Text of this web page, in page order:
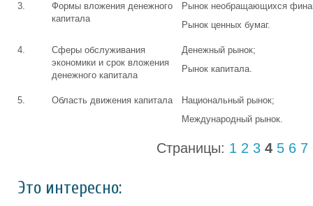
3.
Формы вложения денежного
капитала
Рынок необращающихся
Рынок ценных бумаг.
4.
Сферы обслуживания
экономики и срок вложения
денежного капитала
Денежный рынок;
Рынок капитала.
5. Область движения капитала
Национальный рынок;
Международный рынок.
Страницы: 1 2 3 4 5 6 7
Это интересно: